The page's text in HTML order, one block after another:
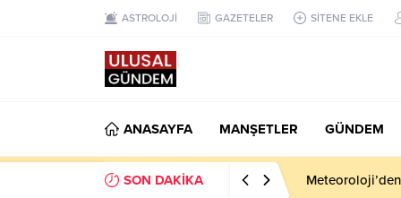
ASTROLOJİ GAZETELER SİTENE EKLE
ANASAYFA MANŞETLER GÜNDEM
SON DAKİKA